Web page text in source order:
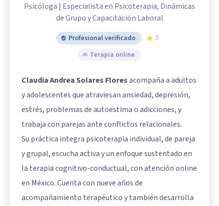
Psicóloga | Especialista en Psicoterapia, Dinámicas
de Grupo y Capacitación Laboral
Profesional verificado
5
Terapia online
Claudia Andrea Solares Floresacompaña a adultos
y adolescentes que atraviesan ansiedad, depresión,
estrés, problemas de autoestima o adicciones, y
trabaja con parejas ante conflictos relacionales.
Su práctica integra psicoterapia individual, de pareja
y grupal, escucha activa y un enfoque sustentado en
la terapia cognitivo-conductual, con atención online
en México. Cuenta con nueve años de
acompañamiento terapéutico y también desarrolla